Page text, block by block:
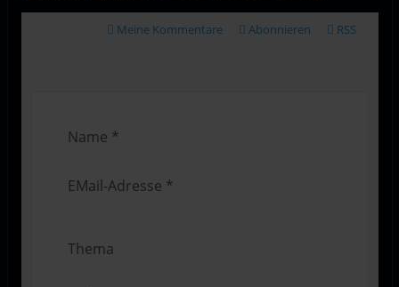
Meine Kommentare Abonnieren RSS